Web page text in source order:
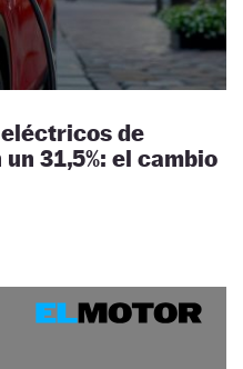
de
31,5%: el cambio